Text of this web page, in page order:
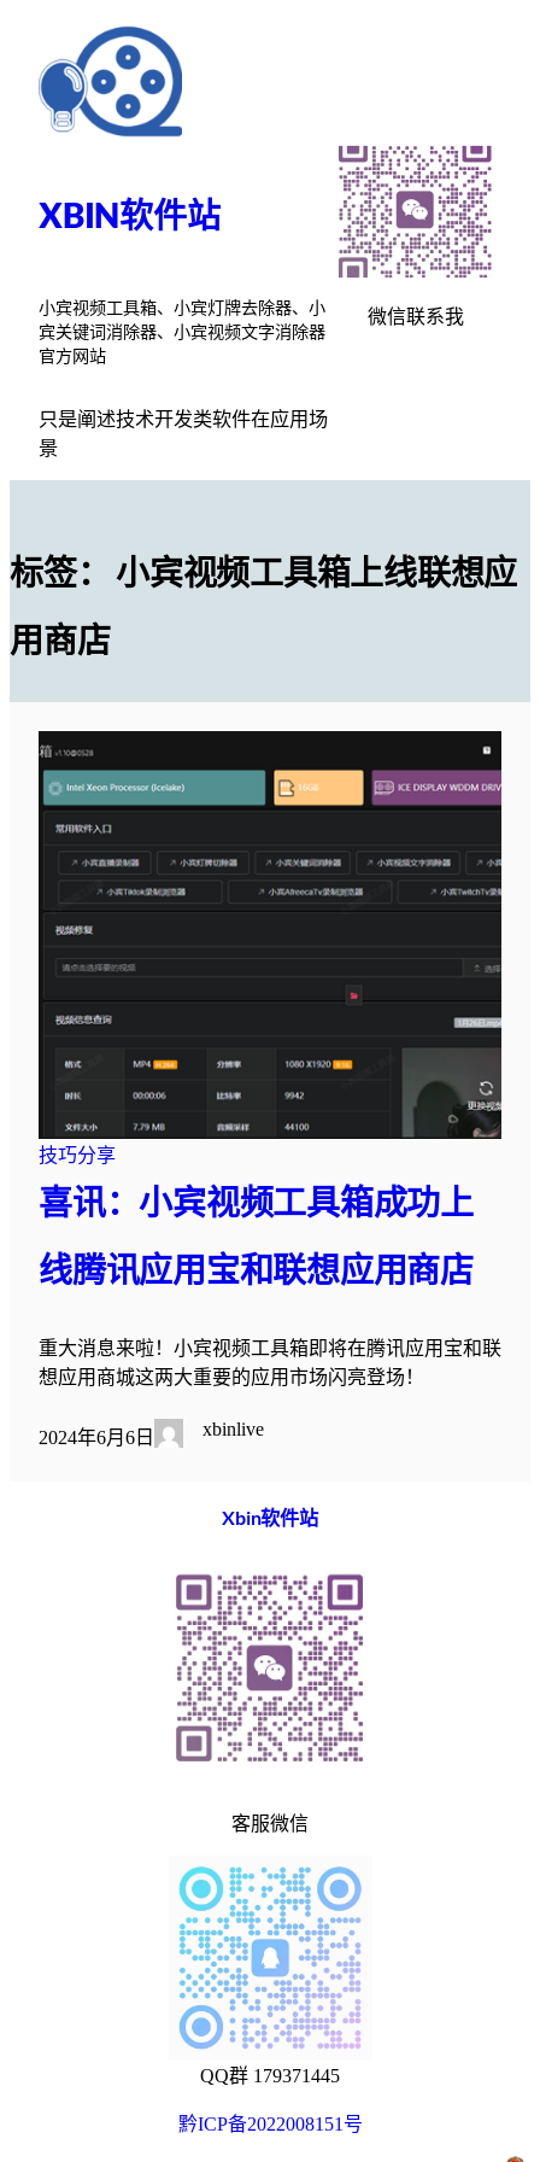
XBIN软件站
小宾视频工具箱、小宾灯牌去除器、小
宾关键词消除器、小宾视频文字消除器
官方网站
只是阐述技术开发类软件在应用场
景
微信联系我
标签：小宾视频工具箱上线联想应
用商店
技巧分享
喜讯：小宾视频工具箱成功上
线腾讯应用宝和联想应用商店
重大消息来啦！小宾视频工具箱即将在腾讯应用宝和联
想应用商城这两大重要的应用市场闪亮登场！
2024年6月6日 xbinlive
Xbin软件站
客服微信
QQ群 179371445
黔ICP备2022008151号